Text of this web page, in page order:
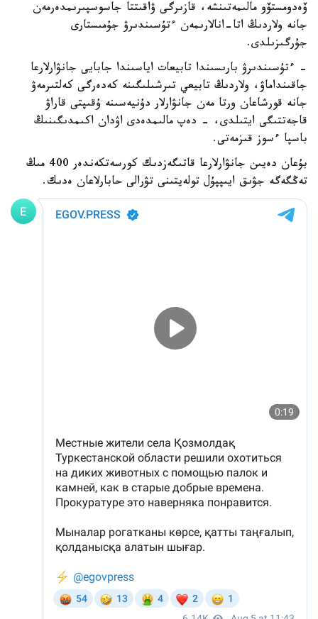
ۆەدومستۆو مالىمەتىنشە، قازىرگى ۋاقىتتا جاسوسپىرىمدەرمەن
جانە ولاردىڭ اتا-انالارىمەن ءتۇسىندىرۋ جۇمىستارى
جۇرگىزىلدى.
- ءتۇسىندىرۋ بارىسىندا تابيعات اياسىندا جابايى جانۋارلارعا
جاقىنداماۋ، ولاردىڭ تابيعي تىرشىلىگىنە كەدەرگى كەلتىرمەۋ
جانە قورشاعان ورتا مەن جانۋارلار دۇنيەسىنە ۇقىپتى قاراۋ
قاجەتتىگى ايتىلدى، - دەپ مالىمدەدى اۋدان اكىمدىگىنىڭ
باسپا ءسوز قىزمەتى.
بۇعان دەيىن جانۋارلارعا قاتىگەزدىك كورسەتكەندەر 400 مىڭ
تەڭگەگە جۋىق ايىپپۇل تولەيتىنى تۋرالى حابارلاعان ەدىك.